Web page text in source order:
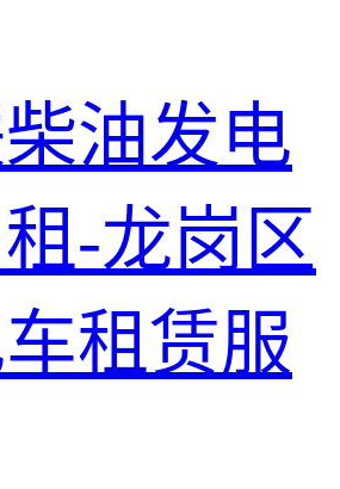
油发电
-龙岗区
租赁服